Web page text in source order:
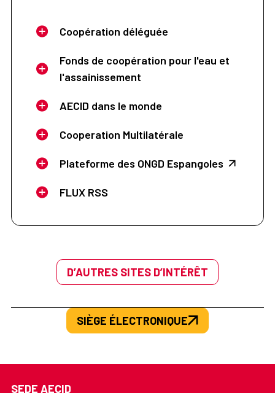
Coopération déléguée
Fonds de coopération pour l'eau et
l'assainissement
AECID dans le monde
Cooperation Multilatérale
Plateforme des ONGD Espangoles
FLUX RSS
D’AUTRES SITES D’INTÉRÊT
SIÈGE ÉLECTRONIQUE
SEDE AECID